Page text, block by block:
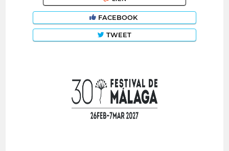
FACEBOOK
TWEET